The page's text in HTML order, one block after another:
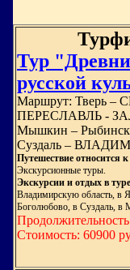
Тур
русской
Маршрут: Тверь –
ПЕРЕСЛАВЛЬ -
Мышкин –
Суздаль –
Путешествие относится
Экскурсионные туры.
Экскурсии и отдых в
Владимирскую область, в
Боголюбово, в Суздаль,
Стоимость: 60900